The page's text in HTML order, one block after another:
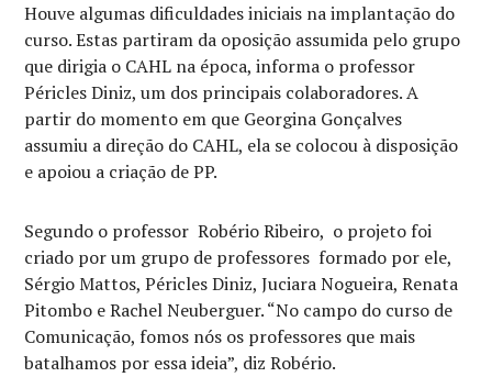
Houve algumas dificuldades iniciais na implantação do
curso. Estas partiram da oposição assumida pelo grupo
que dirigia o CAHL na época, informa o professor
Péricles Diniz, um dos principais colaboradores. A
partir do momento em que Georgina Gonçalves
assumiu a direção do CAHL, ela se colocou à disposição
e apoiou a criação de PP.
Segundo o professor Robério Ribeiro, o projeto foi
criado por um grupo de professores formado por ele,
Sérgio Mattos, Péricles Diniz, Juciara Nogueira, Renata
Pitombo e Rachel Neuberguer. “No campo do curso de
Comunicação, fomos nós os professores que mais
batalhamos por essa ideia”, diz Robério.